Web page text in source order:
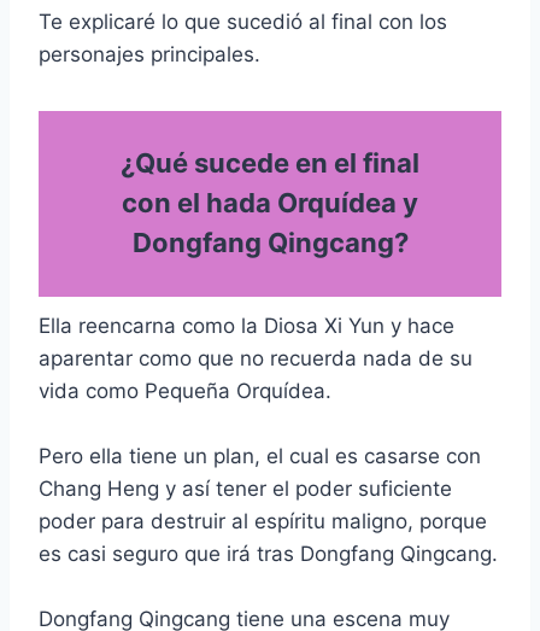
Te explicaré lo que sucedió al final con los
personajes principales.
¿Qué sucede en el final
con el hada Orquídea y
Dongfang Qingcang?
Ella reencarna como la Diosa Xi Yun y hace
aparentar como que no recuerda nada de su
vida como Pequeña Orquídea.
Pero ella tiene un plan, el cual es casarse con
Chang Heng y así tener el poder suficiente
poder para destruir al espíritu maligno, porque
es casi seguro que irá tras Dongfang Qingcang.
Dongfang Qingcang tiene una escena muy